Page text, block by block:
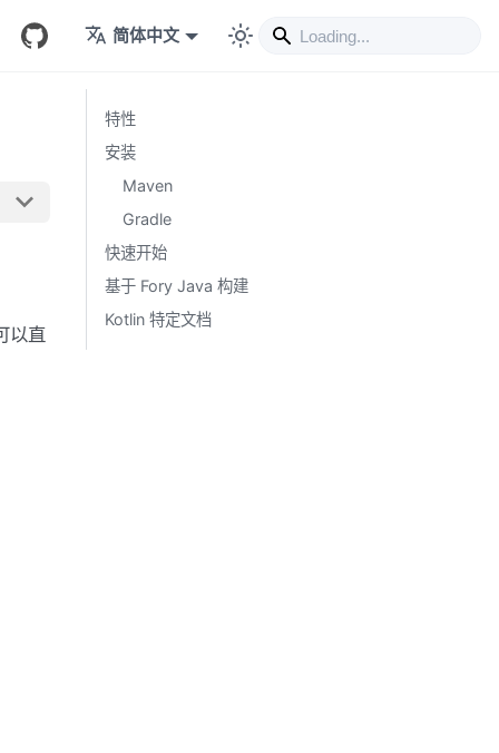
简体中文
以直
特性
安装
Maven
Gradle
快速开始
基于 Fory Java 构建
Kotlin 特定文档